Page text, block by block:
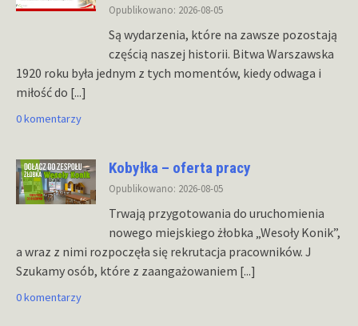
Opublikowano: 2026-08-05
Są wydarzenia, które na zawsze pozostają
częścią naszej historii. Bitwa Warszawska
1920 roku była jednym z tych momentów, kiedy odwaga i
miłość do [...]
0 komentarzy
Kobyłka – oferta pracy
Opublikowano: 2026-08-05
Trwają przygotowania do uruchomienia
nowego miejskiego żłobka „Wesoły Konik”,
a wraz z nimi rozpoczęła się rekrutacja pracowników. J
Szukamy osób, które z zaangażowaniem [...]
0 komentarzy